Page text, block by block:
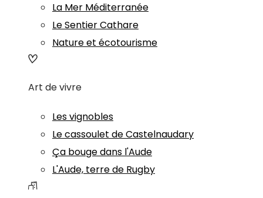
La Mer Méditerranée
Le Sentier Cathare
Nature et écotourisme
Art de vivre
Les vignobles
Le cassoulet de Castelnaudary
Ça bouge dans l'Aude
L'Aude, terre de Rugby